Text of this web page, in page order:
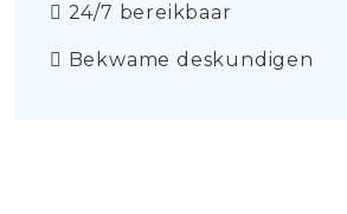
24/7 bereikbaar
Bekwame deskundigen